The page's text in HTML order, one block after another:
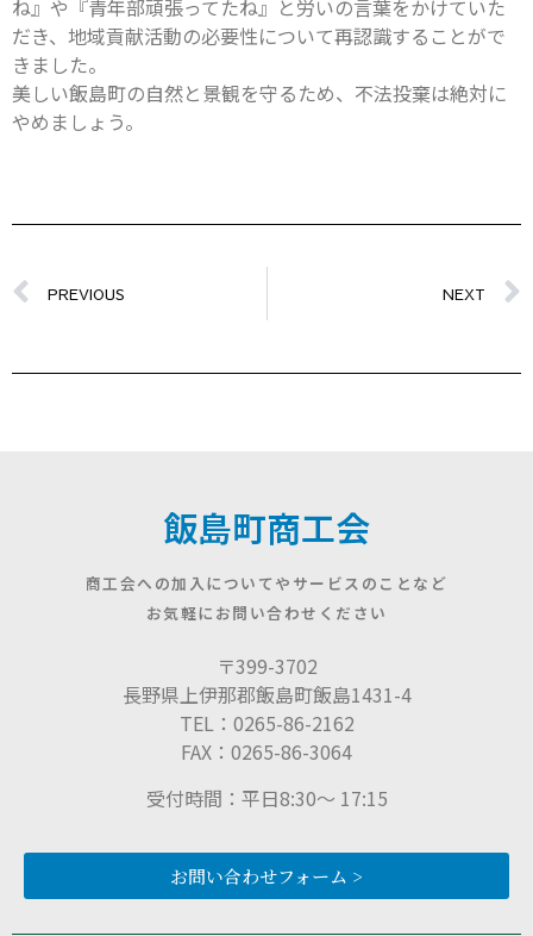
ね』や『青年部頑張ってたね』と労いの言葉をかけていた
だき、地域貢献活動の必要性について再認識することがで
きました。
美しい飯島町の自然と景観を守るため、不法投棄は絶対に
やめましょう。
PREVIOUS NEXT
飯島町商工会
商工会への加入についてやサービスのことなど
お気軽にお問い合わせください
〒399-3702
長野県上伊那郡飯島町飯島1431-4
TEL：0265-86-2162
FAX：0265-86-3064
受付時間：平日8:30〜 17:15
お問い合わせフォーム >